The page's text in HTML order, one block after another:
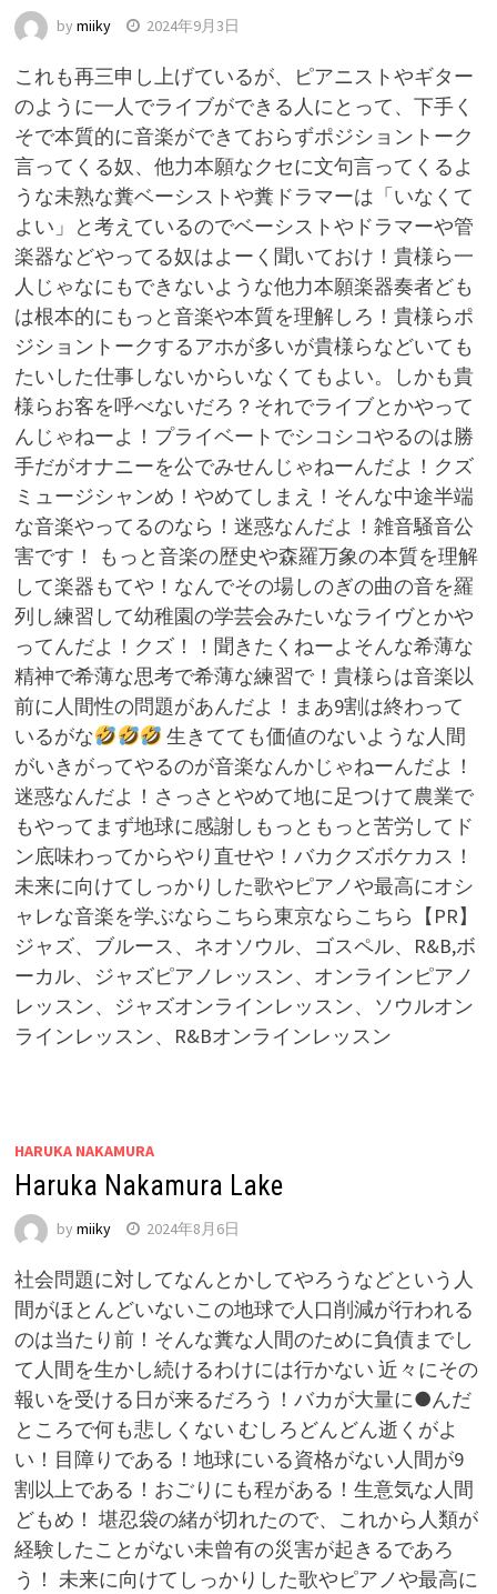
by miiky 2024年9月3日
これも再三申し上げているが、ピアニストやギター
のように一人でライブができる人にとって、下手く
そで本質的に音楽ができておらずポジショントーク
言ってくる奴、他力本願なクセに文句言ってくるよ
うな未熟な糞ベーシストや糞ドラマーは「いなくて
よい」と考えているのでベーシストやドラマーや管
楽器などやってる奴はよーく聞いておけ！貴様ら一
人じゃなにもできないような他力本願楽器奏者ども
は根本的にもっと音楽や本質を理解しろ！貴様らポ
ジショントークするアホが多いが貴様らなどいても
たいした仕事しないからいなくてもよい。しかも貴
様らお客を呼べないだろ？それでライブとかやって
んじゃねーよ！プライベートでシコシコやるのは勝
手だがオナニーを公でみせんじゃねーんだよ！クズ
ミュージシャンめ！やめてしまえ！そんな中途半端
な音楽やってるのなら！迷惑なんだよ！雑音騒音公
害です！ もっと音楽の歴史や森羅万象の本質を理解
して楽器もてや！なんでその場しのぎの曲の音を羅
列し練習して幼稚園の学芸会みたいなライヴとかや
ってんだよ！クズ！！聞きたくねーよそんな希薄な
精神で希薄な思考で希薄な練習で！貴様らは音楽以
前に人間性の問題があんだよ！まあ9割は終わって
いるがな
生きてても価値のないような人間
がいきがってやるのが音楽なんかじゃねーんだよ！
迷惑なんだよ！さっさとやめて地に足つけて農業で
もやってまず地球に感謝しもっともっと苦労してド
ン底味わってからやり直せや！バカクズボケカス！
未来に向けてしっかりした歌やピアノや最高にオシ
ャレな音楽を学ぶならこちら東京ならこちら【PR】
ジャズ、ブルース、ネオソウル、ゴスペル、R&B,ボ
ーカル、ジャズピアノレッスン、オンラインピアノ
レッスン、ジャズオンラインレッスン、ソウルオン
ラインレッスン、R&Bオンラインレッスン
HARUKA NAKAMURA
Haruka Nakamura Lake
by miiky 2024年8月6日
社会問題に対してなんとかしてやろうなどという人
間がほとんどいないこの地球で人口削減が行われる
のは当たり前！そんな糞な人間のために負債までし
て人間を生かし続けるわけには行かない 近々にその
報いを受ける日が来るだろう！バカが大量に●んだ
ところで何も悲しくない むしろどんどん逝くがよ
い！目障りである！地球にいる資格がない人間が9
割以上である！おごりにも程がある！生意気な人間
どもめ！ 堪忍袋の緒が切れたので、これから人類が
経験したことがない未曾有の災害が起きるであろ
う！ 未来に向けてしっかりした歌やピアノや最高に